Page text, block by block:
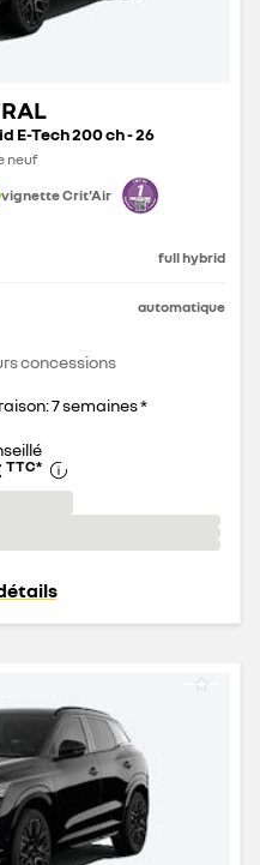
E-Tech 200 ch - 26
neuf
vignette Crit'Air
full hybrid
automatique
concessions
7 semaines *
TTC*